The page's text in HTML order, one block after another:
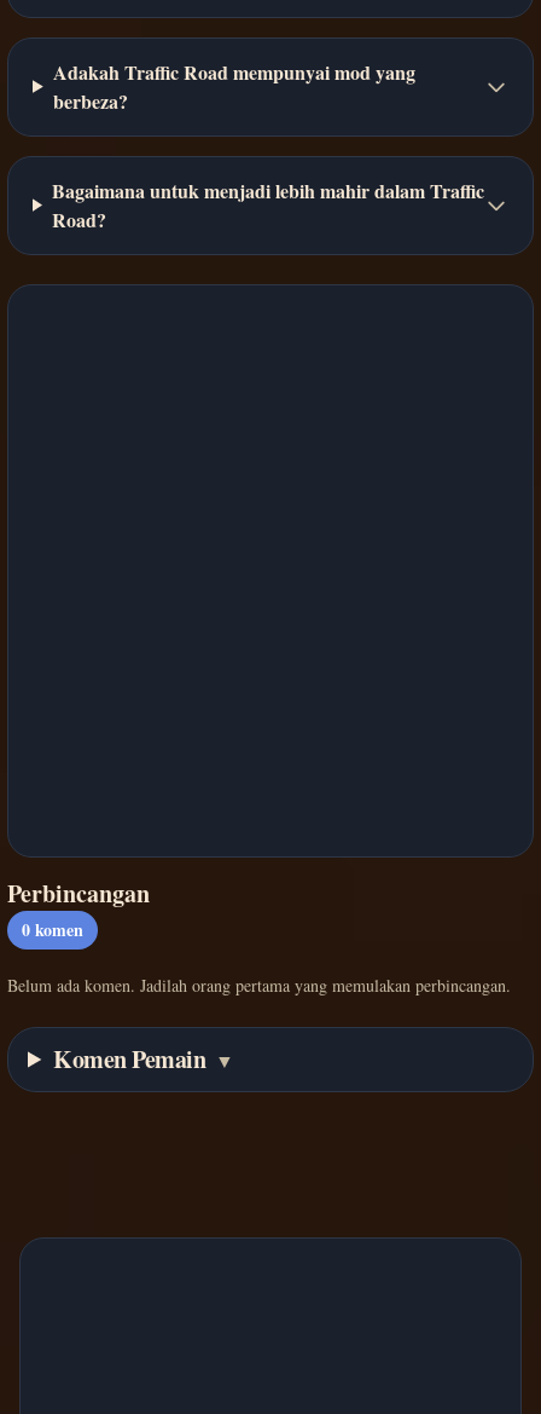
Adakah Traffic Road mempunyai mod yang
berbeza?
Bagaimana untuk menjadi lebih mahir dalam Traffic
Road?
Perbincangan
0komen
Belum ada komen. Jadilah orang pertama yang memulakan perbincangan.
Komen Pemain ▼